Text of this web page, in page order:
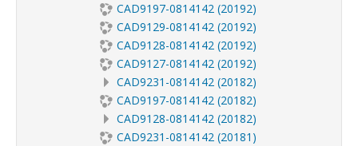
CAD9197-0814142 (20192)
CAD9129-0814142 (20192)
CAD9128-0814142 (20192)
CAD9127-0814142 (20192)
CAD9231-0814142 (20182)
CAD9197-0814142 (20182)
CAD9128-0814142 (20182)
CAD9231-0814142 (20181)